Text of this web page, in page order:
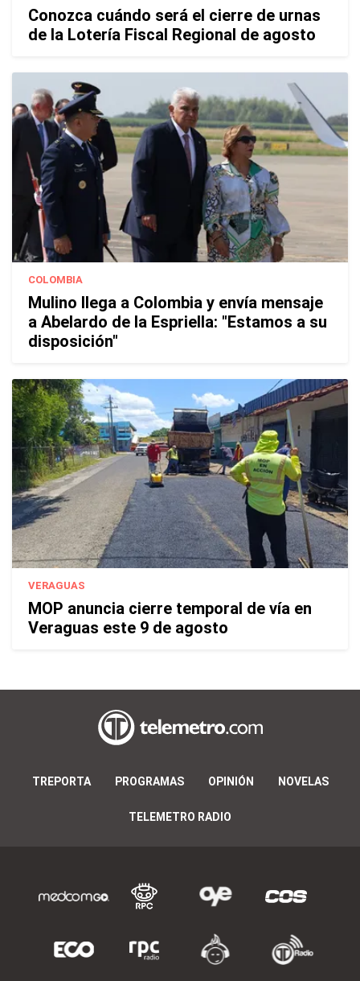
Conozca cuándo será el cierre de urnas
de la Lotería Fiscal Regional de agosto
COLOMBIA
Mulino llega a Colombia y envía mensaje
a Abelardo de la Espriella: "Estamos a su
disposición"
VERAGUAS
MOP anuncia cierre temporal de vía en
Veraguas este 9 de agosto
TREPORTA PROGRAMAS OPINIÓN NOVELAS
TELEMETRO RADIO